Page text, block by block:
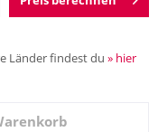
Länder findest du » hier